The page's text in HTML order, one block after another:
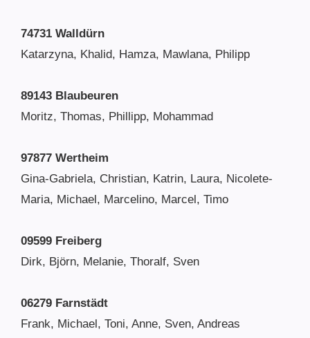
74731 Walldürn
Katarzyna, Khalid, Hamza, Mawlana, Philipp
89143 Blaubeuren
Moritz, Thomas, Phillipp, Mohammad
97877 Wertheim
Gina-Gabriela, Christian, Katrin, Laura, Nicolete-
Maria, Michael, Marcelino, Marcel, Timo
09599 Freiberg
Dirk, Björn, Melanie, Thoralf, Sven
06279 Farnstädt
Frank, Michael, Toni, Anne, Sven, Andreas